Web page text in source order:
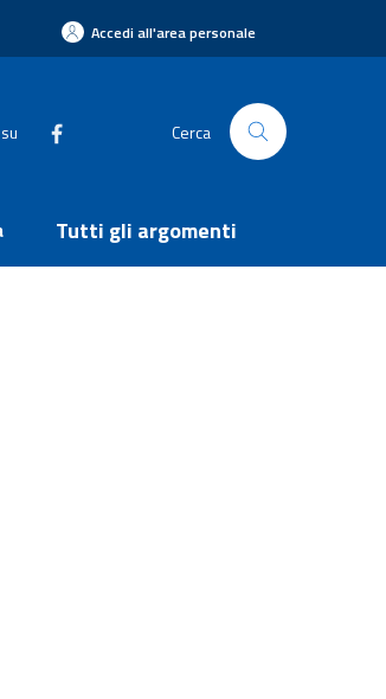
Accedi all'area personale
Cerca
Tutti gli argomenti